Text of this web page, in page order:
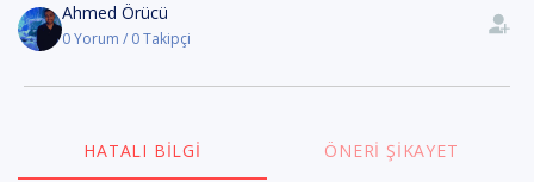
Ahmed Örücü
0 Yorum / 0 Takipçi
HATALI BILGI ÖNERI ŞIKAYET